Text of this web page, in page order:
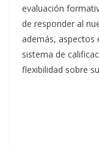
evaluación
de responder al
además, aspectos
sistema de
flexibilidad sobre